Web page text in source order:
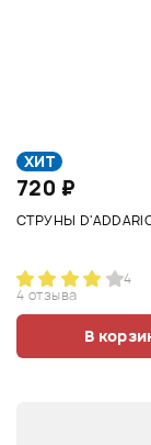
ХИТ
720 ₽
СТРУНЫ D'ADDARIO
4
4 отзыва
В